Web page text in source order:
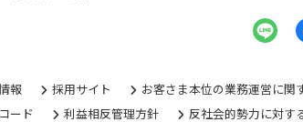
報 採用サイト お客さま本位の業務運営に関
ード
利益相反管理方針 反社会的勢力に対す